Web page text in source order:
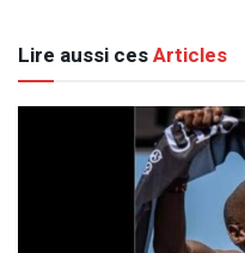
Lire aussi cesArticles